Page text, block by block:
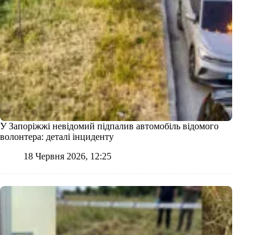
У Запоріжжі невідомий підпалив автомобіль відомого
волонтера: деталі інциденту
18 Червня 2026, 12:25